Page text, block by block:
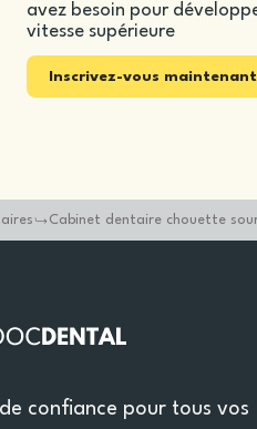
avez besoin pour
vitesse supérieure
Inscrivez-vous maintenant
Cabinet dentaire chouette
confiance pour tous vos